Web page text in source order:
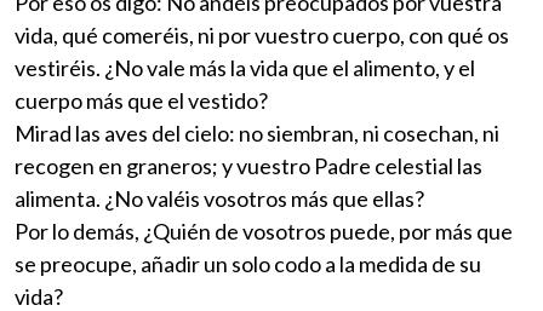
vida, qué comeréis, ni por vuestro cuerpo, con qué os
vestiréis. ¿No vale más la vida que el alimento, y el
cuerpo más que el vestido?
Mirad las aves del cielo: no siembran, ni cosechan, ni
recogen en graneros; y vuestro Padre celestial las
alimenta. ¿No valéis vosotros más que ellas?
Por lo demás, ¿Quién de vosotros puede, por más que
se preocupe, añadir un solo codo a la medida de su
vida?